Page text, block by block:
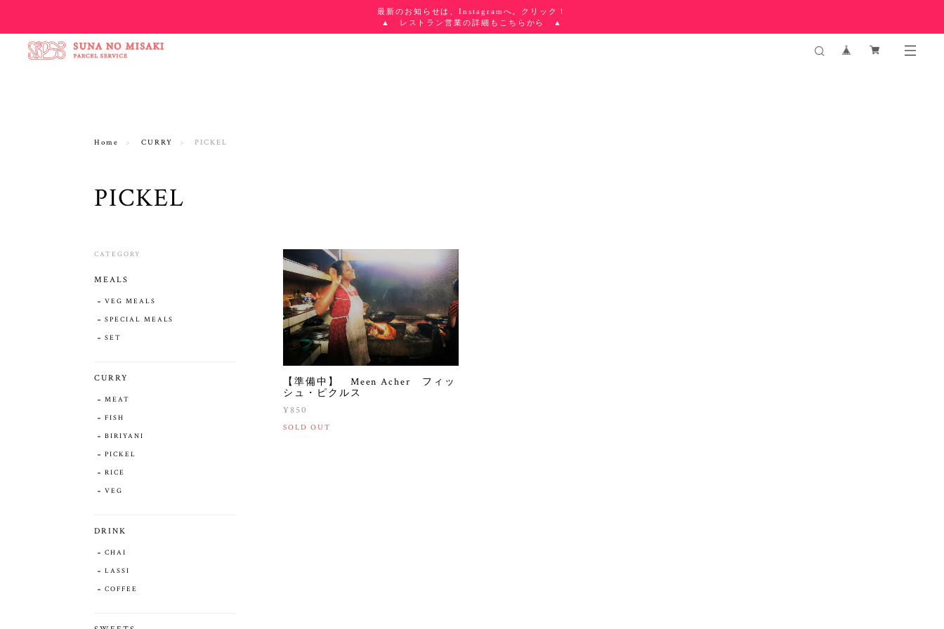
最新のお知らせは、Instagramへ。クリック！
▲ レストラン営業の詳細もこちらから ▲
Home CURRY PICKEL
PICKEL
【準備中】 Meen Acher フィッ
シュ・ピクルス
¥850
SOLD OUT
CATEGORY
MEALS
VEG MEALS
SPECIAL MEALS
SET
CURRY
MEAT
FISH
BIRIYANI
PICKEL
RICE
VEG
DRINK
CHAI
LASSI
COFFEE